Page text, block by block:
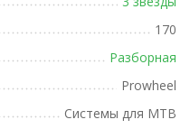
170
Разборная
Prowheel
Системы для MTB